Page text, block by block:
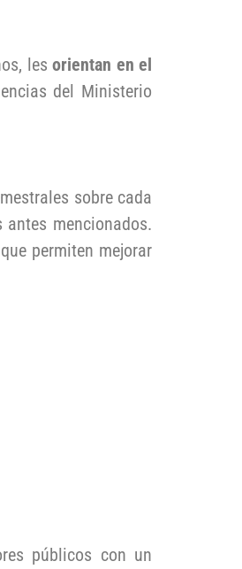
lesorientan en el
del Ministerio
sobre cada
mencionados.
permiten mejorar
públicos con un